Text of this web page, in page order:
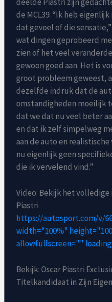
de MCL39. “Ik heb
dat gevoel of die
wat dingen geprobeerd
zien of het veel
gewoon goed aan. Het is
groot probleem geweest,
dezelfde indruk dat de
omstandigheden moeilijk
dat we dat nu veel beter
en dat ik zelf simpelweg
aan de auto en
nu eigenlijk geen
die ik vervelend vind.”
Video: Bekijk het
Piastri
https://autosport.com/v/
width="100%"
allowfullscreen=""
Bekijk: Oscar Piastri
Titelkandidaat in Zijn